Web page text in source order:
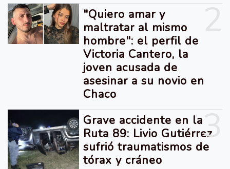
"Quiero amar y
maltratar al mismo
hombre": el perfil de
Victoria Cantero, la
joven acusada de
asesinar a su novio en
Chaco
3
Grave accidente en la
Ruta 89: Livio Gutiérrez
sufrió traumatismos de
tórax y cráneo